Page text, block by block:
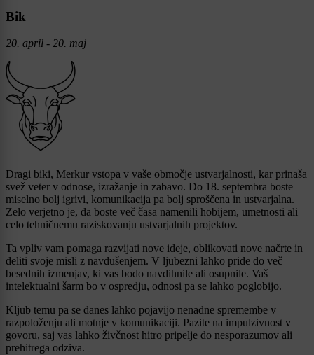
Bik
20. april - 20. maj
Dragi biki, Merkur vstopa v vaše območje ustvarjalnosti, kar prinaša
svež veter v odnose, izražanje in zabavo. Do 18. septembra boste
miselno bolj igrivi, komunikacija pa bolj sproščena in ustvarjalna.
Zelo verjetno je, da boste več časa namenili hobijem, umetnosti ali
celo tehničnemu raziskovanju ustvarjalnih projektov.
Ta vpliv vam pomaga razvijati nove ideje, oblikovati nove načrte in
deliti svoje misli z navdušenjem. V ljubezni lahko pride do več
besednih izmenjav, ki vas bodo navdihnile ali osupnile. Vaš
intelektualni šarm bo v ospredju, odnosi pa se lahko poglobijo.
Kljub temu pa se danes lahko pojavijo nenadne spremembe v
razpoloženju ali motnje v komunikaciji. Pazite na impulzivnost v
govoru, saj vas lahko živčnost hitro pripelje do nesporazumov ali
prehitrega odziva.